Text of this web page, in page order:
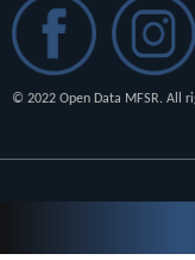
© 2022 Open Data MFSR. All